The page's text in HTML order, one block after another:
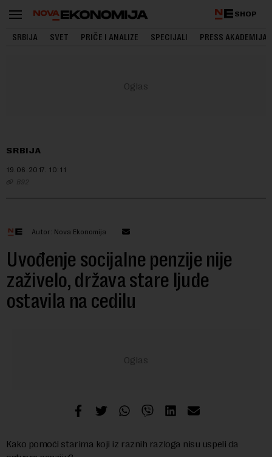
SHOP
SRBIJA SVET PRIČE I ANALIZE SPECIJALI PRESS AKADEMIJA
SRBIJA
19.06.2017. 10:11
B92
Autor: Nova Ekonomija
Uvođenje socijalne penzije nije
zaživelo, država stare ljude
ostavila na cedilu
Kako pomoći starima koji iz raznih razloga nisu uspeli da